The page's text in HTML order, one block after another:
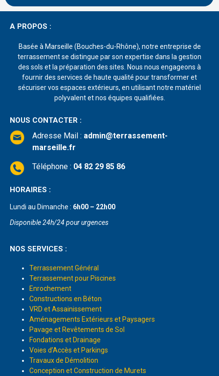
A PROPOS :
Basée à Marseille (Bouches-du-Rhône), notre entreprise de
terrassement se distingue par son expertise dans la gestion
des sols et la préparation des sites. Nous nous engageons à
fournir des services de haute qualité pour transformer et
sécuriser vos espaces extérieurs, en utilisant notre matériel
polyvalent et nos équipes qualifiées.
NOUS CONTACTER :
Adresse Mail : admin@terrassement-
marseille.fr
Téléphone : 04 82 29 85 86
HORAIRES :
Lundi au Dimanche : 6h00 – 22h00
Disponible 24h/24 pour urgences
NOS SERVICES :
Terrassement Général
Terrassement pour Piscines
Enrochement
Constructions en Béton
VRD et Assainissement
Aménagements Extérieurs et Paysagers
Pavage et Revêtements de Sol
Fondations et Drainage
Voies d’Accès et Parkings
Travaux de Démolition
Conception et Construction de Murets